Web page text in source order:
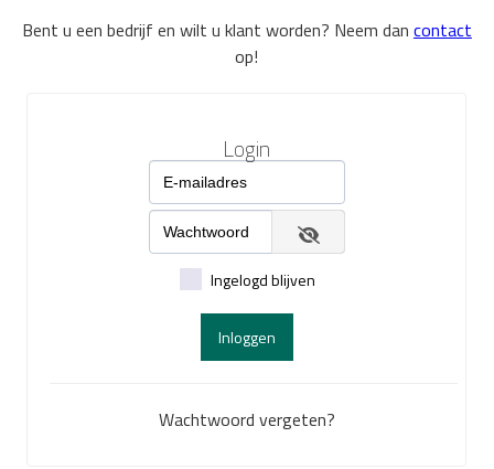
Bent u een bedrijf en wilt u klant worden? Neem dan contact
op!
Login
Ingelogd blijven
Inloggen
Wachtwoord vergeten?